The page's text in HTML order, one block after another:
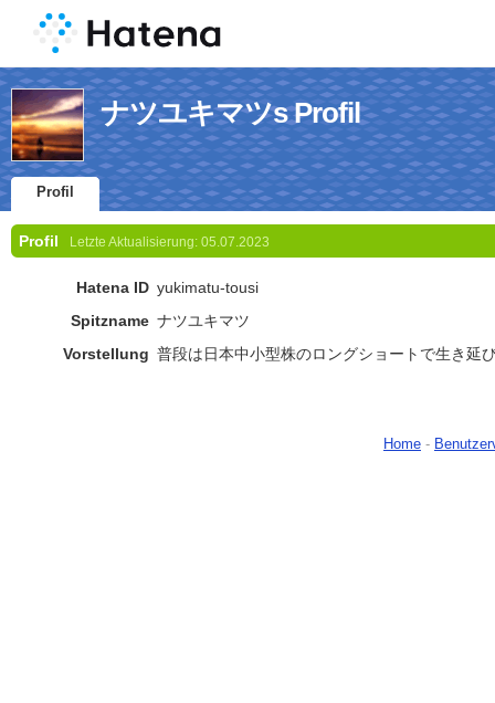
ナツユキマツs Profil
Profil
Profil Letzte Aktualisierung: 05.07.2023
Hatena ID yukimatu-tousi
Spitzname ナツユキマツ
Vorstellung 普段は日本中小型株のロングショートで生き延
Home -